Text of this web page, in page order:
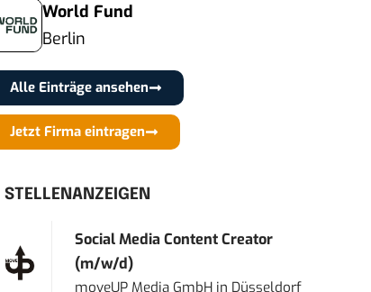
World Fund
Berlin
Alle Einträge ansehen
Jetzt Firma eintragen
STELLENANZEIGEN
Social Media Content Creator
(m/w/d)
moveUP Media GmbH in Düsseldorf